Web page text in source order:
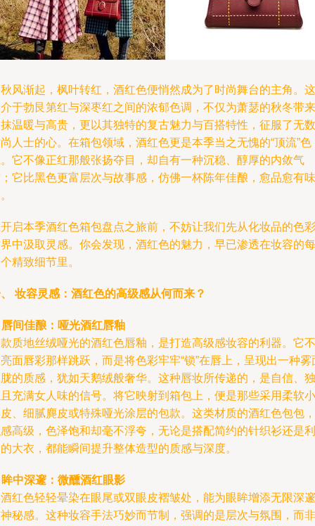
风渐起，枫叶转红，酒红色便悄然成为了时尚舞台的主角。这
于勃艮第红与深枣红之间的浓郁色调，不仅为萧瑟的秋冬带来
温暖与高贵，更以其独特的复古魅力与百搭特性，征服了无数
人士的心。在箱包领域，酒红色更是本季当之无愧的“顶流”色
它不像正红那般张扬夺目，却自有一种沉稳、醇厚的内敛气
它比黑色更富层次与故事感，仿佛一杯陈年佳酿，愈品愈有味
启本季酒红色箱包盘点之旅前，不妨让我们先从化妆品的色彩
中汲取灵感。你会发现，酒红色的魅力，早已渗透在妆容的每
精致细节里。
妆容灵感：酒红色的高级感从何而来？
唇间佳酿：哑光酒红唇釉
质地丝绒哑光的酒红色唇釉，是打造高级感妆容的利器。它不
面唇彩那样跳跃，而是将色彩牢牢“锁”在唇上，呈现出一种雾
的质感，犹如天鹅绒般奢华。这种唇妆所传递的，是自信、独
充满女人味的信号。将它映射到箱包上，便是那些采用柔软小
、细腻麂皮或特殊哑光涂层的包款。这类材质的酒红色包包，
高级，色泽饱和却毫不浮夸，无论是搭配简约的针织衫还是利
大衣，都能瞬间提升整体造型的质感与深度。
眸中深邃：微醺酒红眼影
红色轻轻晕染在眼尾或双眼皮褶皱处，能为眼眸增添无限深邃
秘感。这种妆容手法巧妙而节制，强调的是层次与氛围，而非